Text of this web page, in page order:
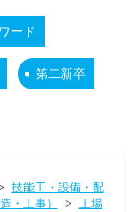
ード
第二新卒
技能工・設備・配
・工事） > 工場